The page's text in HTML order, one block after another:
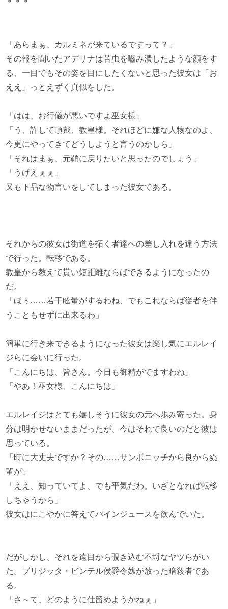
＊＊＊
「あらまぁ、カルミネが来ているですって？」
その報を聞いたアデリナは苦虫を嚙み潰したような顔をす
る、一目でもその姿を目にしたくないと思った彼女は「お
ええ」っとえずく真似をした。
「はは、お行儀が悪いですよ巫女様」
「う、許して頂戴、教皇様。それほどに嫌な人物なのよ、
今更にやってきてどうしようと言うのかしら」
「それはまぁ、元鞘に戻りたいと思ったのでしょう」
「うげえぇぇ」
又も下品な物言いをしてしまった彼女である。
それからの彼女は街道を拓く者達への差し入れを違う方法
で行った。転移である。
教皇から教えて貰い短距離ならばできるようになったの
だ。
「ほぅ……若干眩暈がするわね、でもこれならば従者を伴
うこともせずに出来るわ」
簡単に行き来できるようになった彼女は楽し気にエルレイ
ジらに会いに行った。
「こんにちは、皆さん。今日も御精がでますわね」
「やあ！巫女様、こんにちは」
エルレイジはとても嬉しそうに彼女の元へ歩み寄った。身
分は明かせないままだったが、今はそれで良いのだと彼は
思っている。
「時に大丈夫ですか？その……サンボニッチから良からぬ
輩が」
「ええ、知っていてよ、でも平気だわ。いざとなれば転移
しちゃうから」
彼女はにこやかに答えてパインジュースを飲んでいた。
だがしかし、それを遠目から覗き込む不埒なヤツらがい
た。ブリジッタ・ビンテル侯爵令嬢が放った暗殺者であ
る。
「さ～て、どのように仕留めようかねぇ」